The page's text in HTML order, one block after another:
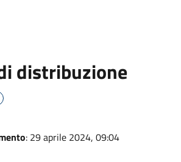
distribuzione
: 29 aprile 2024, 09:04